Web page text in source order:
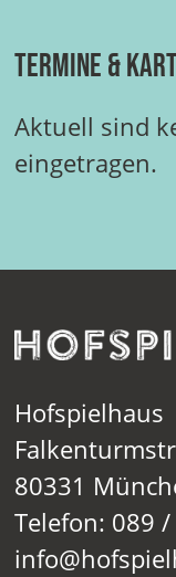
Termine &
Aktuell sind
eingetragen.
Hofspielhaus
80331
Telefon: 089